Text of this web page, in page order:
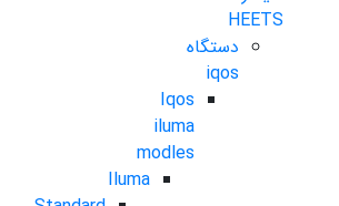
HEETS
دستگاه
iqos
Iqos
iluma
modles
Iluma